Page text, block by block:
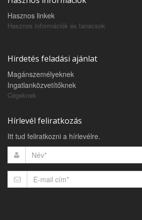
Hasznos linkek
Hasznos információk és tanácsok
Hirdetés feladási ajánlat
Magánszemélyeknek
Ingatlanközvetítőknek
Cégeknek
Hírlevél feliratkozás
Itt tud feliratkozni a hírlevélre.